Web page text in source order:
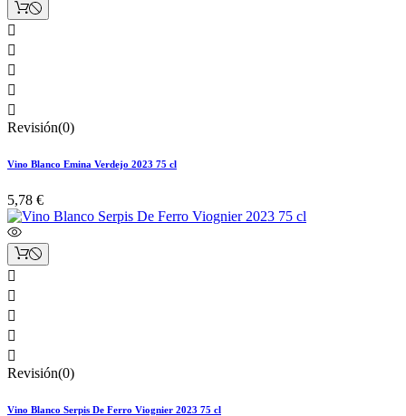





Revisión(0)
Vino Blanco Emina Verdejo 2023 75 cl
5,78 €





Revisión(0)
Vino Blanco Serpis De Ferro Viognier 2023 75 cl